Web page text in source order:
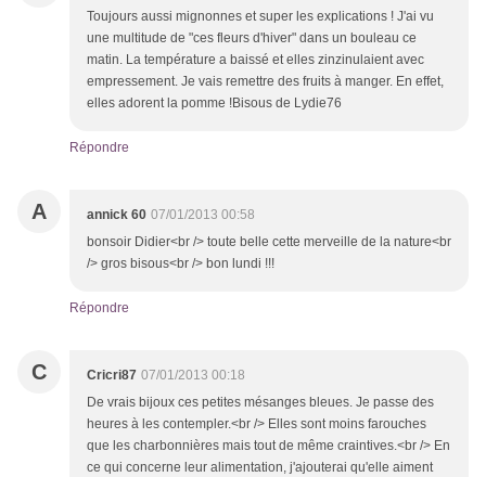
Toujours aussi mignonnes et super les explications ! J'ai vu
une multitude de "ces fleurs d'hiver" dans un bouleau ce
matin. La température a baissé et elles zinzinulaient avec
empressement. Je vais remettre des fruits à manger. En effet,
elles adorent la pomme !Bisous de Lydie76
Répondre
A annick 60 07/01/2013 00:58
bonsoir Didier<br /> toute belle cette merveille de la nature<br
/> gros bisous<br /> bon lundi !!!
Répondre
C Cricri87 07/01/2013 00:18
De vrais bijoux ces petites mésanges bleues. Je passe des
heures à les contempler.<br /> Elles sont moins farouches
que les charbonnières mais tout de même craintives.<br /> En
ce qui concerne leur alimentation, j'ajouterai qu'elle aiment